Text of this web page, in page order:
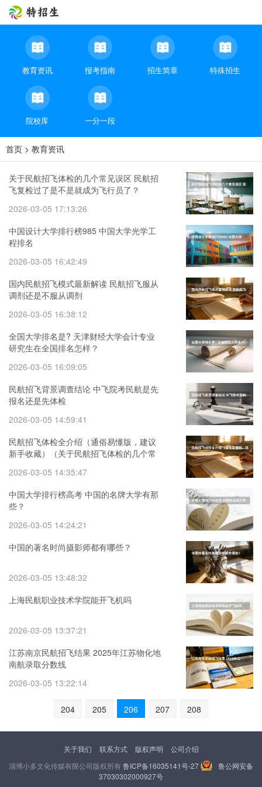
教育资讯 报考指南 招生简章 特殊招生
院校库 一分一段
首页 > 教育资讯
关于民航招飞体检的几个常见误区 民航招
飞复检过了是不是就成为飞行员了？
2026-03-05 17:13:26
中国设计大学排行榜985 中国大学光学工
程排名
2026-03-05 16:42:49
国内民航招飞模式最新解读 民航招飞服从
调剂还是不服从调剂
2026-03-05 16:38:12
全国大学排名是? 天津财经大学会计专业
研究生在全国排名怎样？
2026-03-05 16:09:05
民航招飞背景调查结论 中飞院考民航是先
报名还是先体检
2026-03-05 14:59:41
民航招飞体检全介绍（通俗易懂版，建议
新手收藏）（关于民航招飞体检的几个常
2026-03-05 14:35:47
中国大学排行榜高考 中国的名牌大学有那
些？
2026-03-05 14:24:21
中国的著名时尚摄影师都有哪些？
2026-03-05 13:48:32
上海民航职业技术学院能开飞机吗
2026-03-05 13:37:21
江苏南京民航招飞结果 2025年江苏物化地
南航录取分数线
2026-03-05 13:22:14
204 205 206 207 208
关于我们 联系方式 版权声明
公司介绍
淄博小多文化传媒有限公司版权所有鲁ICP备16035141号-27
鲁公网安备
37030302000927号